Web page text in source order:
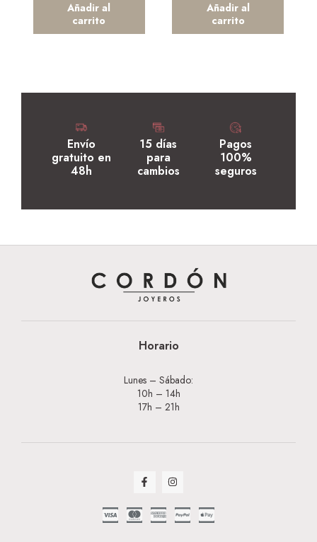
Añadir al
carrito
Añadir al
carrito
Envío
gratuito en
48h
15 días
para
cambios
Pagos
100%
seguros
Horario
Lunes – Sábado:
10h – 14h
17h – 21h